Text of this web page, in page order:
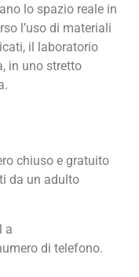
lo spazio reale in
l’uso di materiali
il laboratorio
in uno stretto
chiuso e gratuito
da un adulto
a
di telefono.